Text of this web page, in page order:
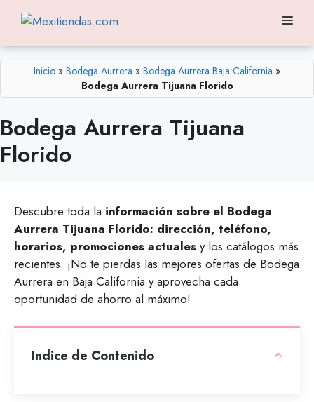
contenido
Inicio » Bodega Aurrera » Bodega Aurrera Baja California »
Bodega Aurrera Tijuana Florido
Bodega Aurrera Tijuana
Florido
Descubre toda la información sobre el Bodega
Aurrera Tijuana Florido: dirección, teléfono,
horarios, promociones actuales y los catálogos más
recientes. ¡No te pierdas las mejores ofertas de Bodega
Aurrera en Baja California y aprovecha cada
oportunidad de ahorro al máximo!
Indice de Contenido